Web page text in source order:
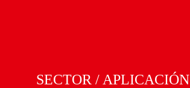
SECTOR / APLICACIÓN